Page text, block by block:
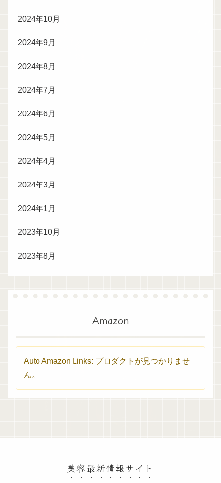
2024年10月
2024年9月
2024年8月
2024年7月
2024年6月
2024年5月
2024年4月
2024年3月
2024年1月
2023年10月
2023年8月
Amazon
Auto Amazon Links: プロダクトが見つかりませ
ん。
美容最新情報サイト